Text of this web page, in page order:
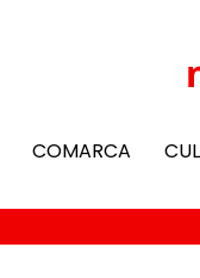
COMARCA